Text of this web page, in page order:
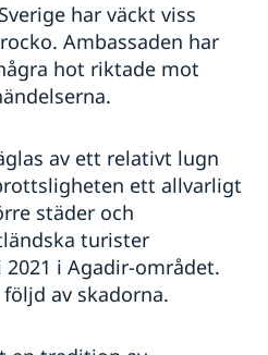
Marockohar väckt viss
Ambassaden har
hot riktade mot
av ett relativt lugn
ett allvarligt
städer och
turister
i Agadir-området.
av skadorna.